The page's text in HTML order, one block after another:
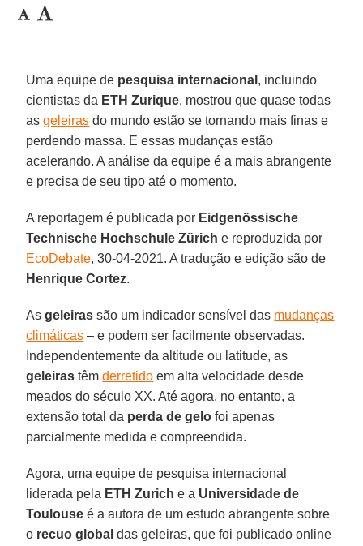
Uma equipe de pesquisa internacional , incluindo
cientistas da ETH Zurique, mostrou que quase todas
asgeleiras do mundo estão se tornando mais finas e
perdendo massa. E essas mudanças estão
acelerando. A análise da equipe é a mais abrangente
e precisa de seu tipo até o momento.
A reportagem é publicada por Eidgenössische
Technische Hochschule Zürich e reproduzida por
EcoDebate, 30-04-2021. A tradução e edição são de
Henrique Cortez.
Asgeleiras são um indicador sensível das mudanças
climáticas – e podem ser facilmente observadas.
Independentemente da altitude ou latitude, as
geleiras têmderretido em alta velocidade desde
meados do século XX. Até agora, no entanto, a
extensão total da perda de gelo foi apenas
parcialmente medida e compreendida.
Agora, uma equipe de pesquisa internacional
liderada pela ETH Zurich e a Universidade de
Toulouse é a autora de um estudo abrangente sobre
o recuo global das geleiras, que foi publicado online